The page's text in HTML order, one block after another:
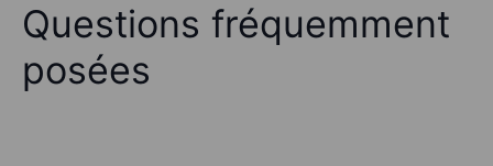
Questions fréquemment
posées